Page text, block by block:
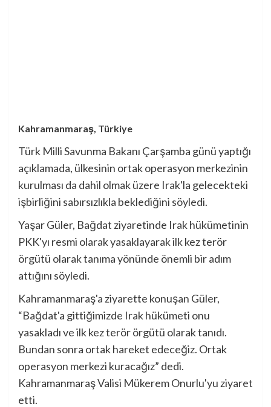
Kahramanmaraş, Türkiye
Türk Milli Savunma Bakanı Çarşamba günü yaptığı
açıklamada, ülkesinin ortak operasyon merkezinin
kurulması da dahil olmak üzere Irak'la gelecekteki
işbirliğini sabırsızlıkla beklediğini söyledi.
Yaşar Güler, Bağdat ziyaretinde Irak hükümetinin
PKK'yı resmi olarak yasaklayarak ilk kez terör
örgütü olarak tanıma yönünde önemli bir adım
attığını söyledi.
Kahramanmaraş'a ziyarette konuşan Güler,
“Bağdat'a gittiğimizde Irak hükümeti onu
yasakladı ve ilk kez terör örgütü olarak tanıdı.
Bundan sonra ortak hareket edeceğiz. Ortak
operasyon merkezi kuracağız” dedi.
Kahramanmaraş Valisi Mükerem Onurlu'yu ziyaret
etti.